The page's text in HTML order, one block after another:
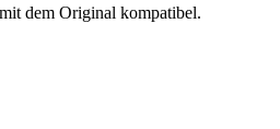
dem Original kompatibel.